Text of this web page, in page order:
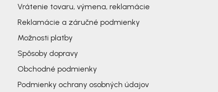
Vrátenie tovaru, výmena, reklamácie
Reklamácie a záručné podmienky
Možnosti platby
Spôsoby dopravy
Obchodné podmienky
Podmienky ochrany osobných údajov